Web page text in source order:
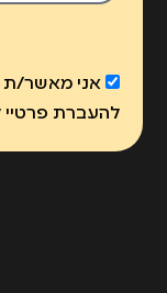
אני מאשר/
להעברת פרטיי